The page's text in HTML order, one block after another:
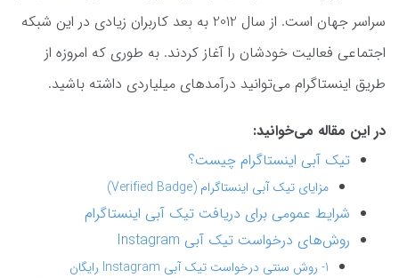
سراسر جهان است. از سال 2012 به بعد کاربران زیادی در این شبکه
اجتماعی فعالیت خودشان را آغاز کردند. به طوری که امروزه از
طریق اینستاگرام می‌توانید درآمدهای میلیاردی داشته باشید.
در این مقاله می‌خوانید:
تیک آبی اینستاگرام چیست؟
مزایای تیک آبی اینستاگرام (Verified Badge)
شرایط عمومی برای دریافت تیک آبی اینستاگرام
روش‌های درخواست تیک آبی Instagram
1- روش سنتی درخواست تیک آبی Instagram رایگان